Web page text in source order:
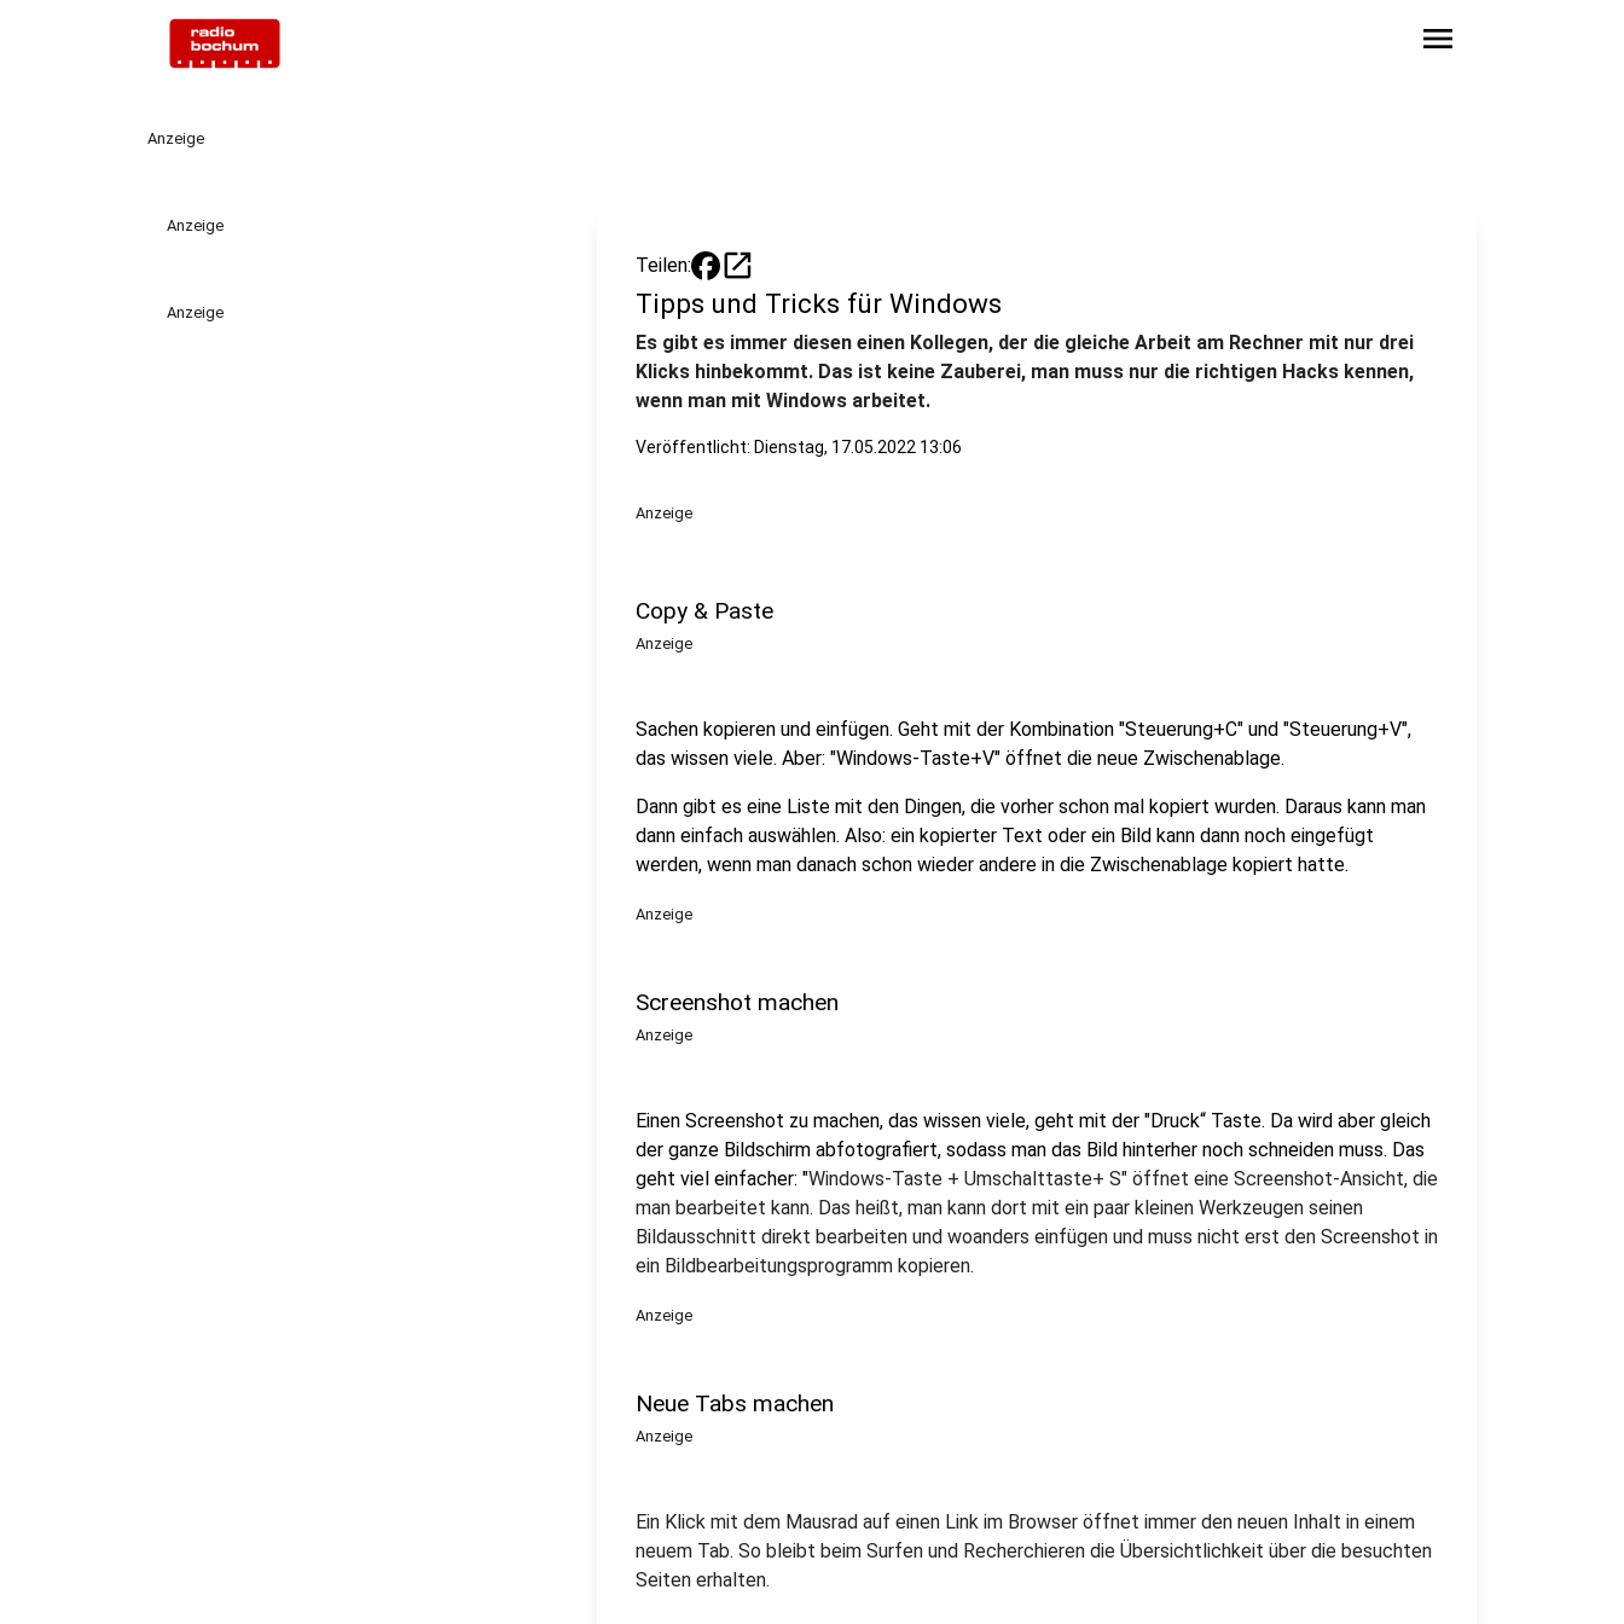
menu
Anzeige
Anzeige
Anzeige
Teilen: open_in_new
Tipps und Tricks für Windows
Es gibt es immer diesen einen Kollegen, der die gleiche Arbeit am Rechner mit nur drei
Klicks hinbekommt. Das ist keine Zauberei, man muss nur die richtigen Hacks kennen,
wenn man mit Windows arbeitet.
Veröffentlicht: Dienstag, 17.05.2022 13:06
Anzeige
Copy & Paste
Anzeige
Sachen kopieren und einfügen. Geht mit der Kombination "Steuerung+C" und "Steuerung+V",
das wissen viele. Aber: "Windows-Taste+V" öffnet die neue Zwischenablage.
Dann gibt es eine Liste mit den Dingen, die vorher schon mal kopiert wurden. Daraus kann man
dann einfach auswählen. Also: ein kopierter Text oder ein Bild kann dann noch eingefügt
werden, wenn man danach schon wieder andere in die Zwischenablage kopiert hatte.
Anzeige
Screenshot machen
Anzeige
Einen Screenshot zu machen, das wissen viele, geht mit der "Druck“ Taste. Da wird aber gleich
der ganze Bildschirm abfotografiert, sodass man das Bild hinterher noch schneiden muss. Das
geht viel einfacher: "Windows-Taste + Umschalttaste+ S" öffnet eine Screenshot-Ansicht, die
man bearbeitet kann. Das heißt, man kann dort mit ein paar kleinen Werkzeugen seinen
Bildausschnitt direkt bearbeiten und woanders einfügen und muss nicht erst den Screenshot in
ein Bildbearbeitungsprogramm kopieren.
Anzeige
Neue Tabs machen
Anzeige
Ein Klick mit dem Mausrad auf einen Link im Browser öffnet immer den neuen Inhalt in einem
neuem Tab. So bleibt beim Surfen und Recherchieren die Übersichtlichkeit über die besuchten
Seiten erhalten.